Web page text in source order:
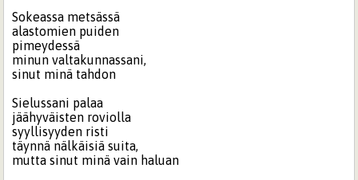
Sokeassa metsässä
alastomien puiden
pimeydessä
minun valtakunnassani,
sinut minä tahdon
Sielussani palaa
jäähyväisten roviolla
syyllisyyden risti
täynnä nälkäisiä suita,
mutta sinut minä vain haluan